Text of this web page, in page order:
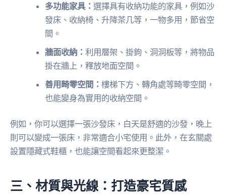
多功能家具：選擇具有收納功能的家具，例如沙
發床、收納椅、升降茶几等，一物多用，節省空
間。
牆面收納：利用層架、掛鉤、洞洞板等，將物品
掛在牆上，釋放地面空間。
善用畸零空間：樓梯下方、轉角處等畸零空間，
也能變身為實用的收納空間。
例如，你可以選擇一張沙發床，白天是舒適的沙發，晚上
則可以變成一張床，非常適合小宅使用。此外，在玄關處
設置隱藏式鞋櫃，也能讓空間看起來更整潔。
三、材質與光線：打造豪宅質感